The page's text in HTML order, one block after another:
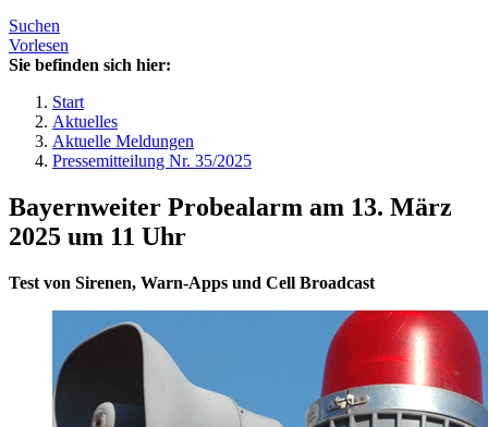
Suchen
Vorlesen
Sie befinden sich hier:
Start
Aktuelles
Aktuelle Meldungen
Pressemitteilung Nr. 35/2025
Bayernweiter Probealarm am 13. März
2025 um 11 Uhr
Test von Sirenen, Warn-Apps und Cell Broadcast